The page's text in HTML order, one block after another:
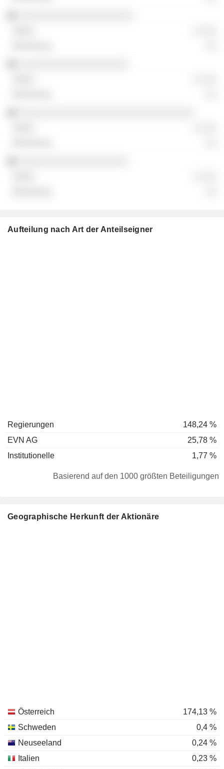
Aufteilung nach Art der Anteilseigner
Regierungen
148,24 %
EVN AG
25,78 %
Institutionelle
1,77 %
Basierend auf den 1000 größten Beteiligungen
Geographische Herkunft der Aktionäre
Österreich
174,13 %
Schweden
0,4 %
Neuseeland
0,24 %
Italien
0,23 %